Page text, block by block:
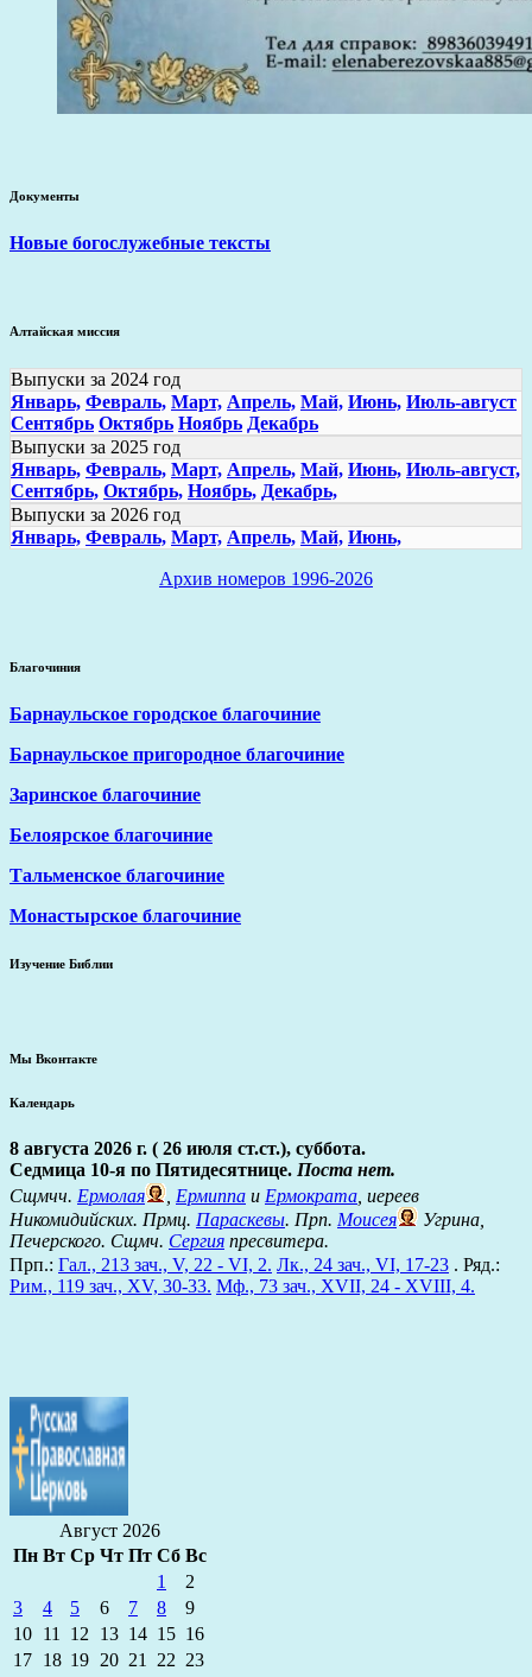
Документы
Новые богослужебные тексты
Алтайская миссия
Выпуски за 2024 год
Январь, Февраль, Март, Апрель, Май, Июнь, Июль-август
Сентябрь Октябрь Ноябрь Декабрь
Выпуски за 2025 год
Январь, Февраль, Март, Апрель, Май, Июнь, Июль-август,
Сентябрь, Октябрь, Ноябрь, Декабрь,
Выпуски за 2026 год
Январь, Февраль, Март, Апрель, Май, Июнь,
Архив номеров 1996-2026
Благочиния
Барнаульское городское благочиние
Барнаульское пригородное благочиние
Заринское благочиние
Белоярское благочиние
Тальменское благочиние
Монастырское благочиние
Изучение Библии
Мы Вконтакте
Календарь
8 августа 2026 г. ( 26 июля ст.ст.), суббота.
Седмица 10-я по Пятидесятнице. Поста нет.
Сщмчч. Ермолая , Ермиппа и Ермократа, иереев
Никомидийских. Прмц. Параскевы. Прп. Моисея
Угрина,
Печерского. Сщмч. Сергия пресвитера.
Прп.: Гал., 213 зач., V, 22 - VI, 2. Лк., 24 зач., VI, 17-23 . Ряд.:
Рим., 119 зач., XV, 30-33. Мф., 73 зач., XVII, 24 - XVIII, 4.
Август 2026
Пн Вт Ср Чт Пт Сб Вс
1
2
3
4 5 6 7 8
9
10 11 12 13 14 15 16
17 18 19 20 21 22 23